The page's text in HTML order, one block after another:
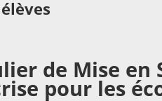
de Mise
pour les